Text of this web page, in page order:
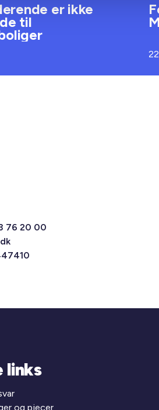
er ikke
til
76 20 00
links
og pjecer